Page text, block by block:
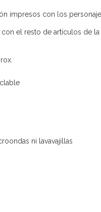
impresos con los
el resto de artículos de
ni lavavajillas